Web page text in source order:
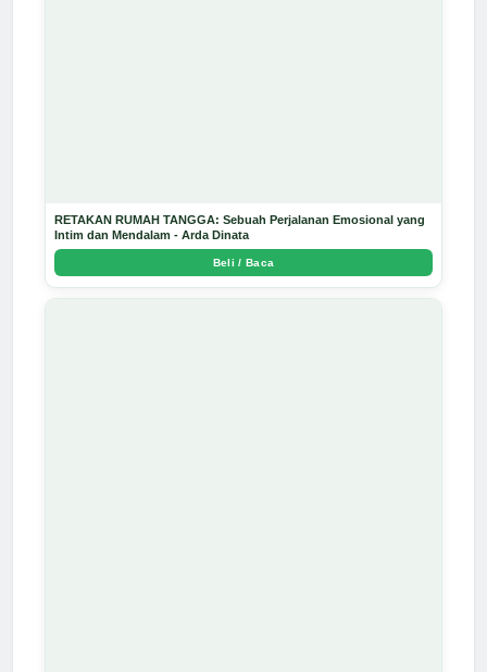
RETAKAN RUMAH TANGGA: Sebuah Perjalanan Emosional yang
Intim dan Mendalam - Arda Dinata
Beli / Baca